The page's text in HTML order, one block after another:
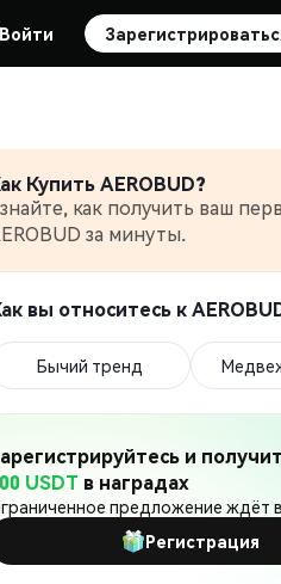
Войти
Купить AEROBUD?
как получить ваш
за минуты.
вы относитесь к
Бычий тренд
и
USDT в наградах
предложение ждёт
Регистрация